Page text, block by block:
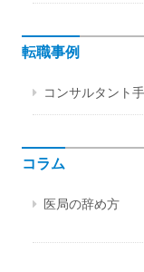
転職事例
コンサルタント
コラム
医局の辞め方